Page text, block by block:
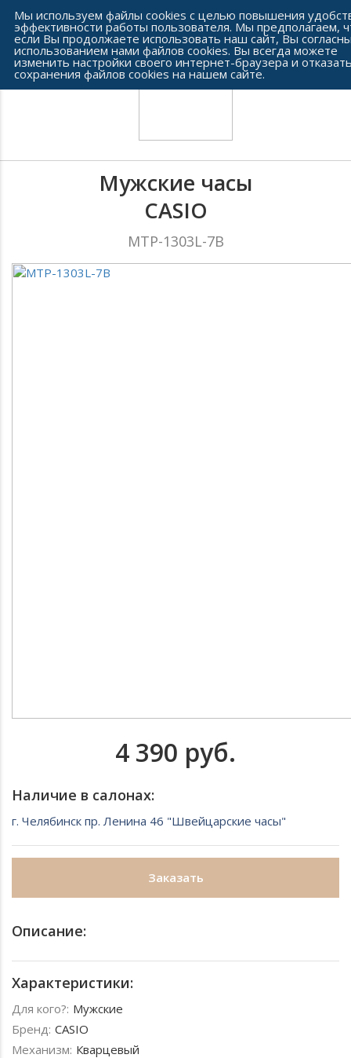
Сеть часовых салонов г. Челябинска
Мужские часы
CASIO
MTP-1303L-7B
4 390 руб.
Наличие в салонах:
г. Челябинск пр. Ленина 46 "Швейцарские часы"
Заказать
Описание:
Характеристики:
Для кого?: Мужские
Бренд: CASIO
Механизм: Кварцевый
Мы используем файлы cookies с целью повышения
эффективности работы пользователя. Мы предполагаем,
если Вы продолжаете использовать наш сайт, Вы
использованием нами файлов cookies. Вы всегда можете
изменить настройки своего интернет-браузера и
сохранения файлов cookies на нашем сайте.